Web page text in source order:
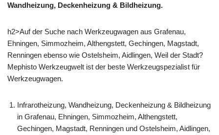
Wandheizung, Deckenheizung & Bildheizung.
h2>Auf der Suche nach Werkzeugwagen aus Grafenau,
Ehningen, Simmozheim, Althengstett, Gechingen, Magstadt,
Renningen ebenso wie Ostelsheim, Aidlingen, Weil der Stadt?
Mephisto Werkzeugwelt ist der beste Werkzeugspezialist für
Werkzeugwagen.
Infrarotheizung, Wandheizung, Deckenheizung & Bildheizung
in Grafenau, Ehningen, Simmozheim, Althengstett,
Gechingen, Magstadt, Renningen und Ostelsheim, Aidlingen,